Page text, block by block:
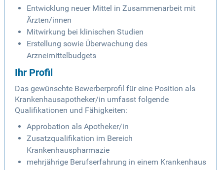
Entwicklung neuer Mittel in Zusammenarbeit mit
Ärzten/innen
Mitwirkung bei klinischen Studien
Erstellung sowie Überwachung des
Arzneimittelbudgets
Ihr Profil
Das gewünschte Bewerberprofil für eine Position als
Krankenhausapotheker/in umfasst folgende
Qualifikationen und Fähigkeiten:
Approbation als Apotheker/in
Zusatzqualifikation im Bereich
Krankenhauspharmazie
mehrjährige Berufserfahrung in einem Krankenhaus